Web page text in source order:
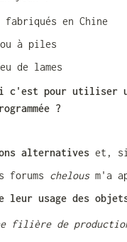
en Chine
à piles
de lames
c'est pour utiliser
?
alternatives et, si
forums chelous m'a
leur usage des
filière de